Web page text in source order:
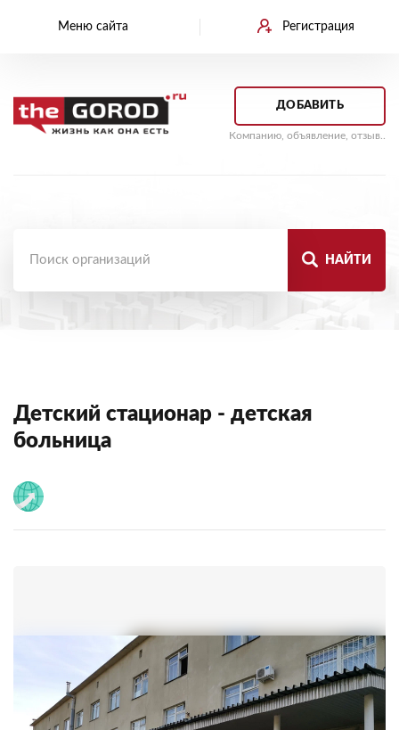
Меню сайта Регистрация
ДОБАВИТЬ
Компанию, объявление, отзыв..
НАЙТИ
Детский стационар - детская
больница